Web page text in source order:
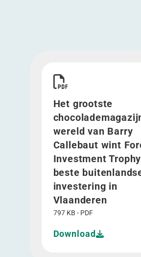
Het grootste
wereld van Barry
Callebaut wint
Investment
beste
investering in
Vlaanderen
797 KB - PDF
Download